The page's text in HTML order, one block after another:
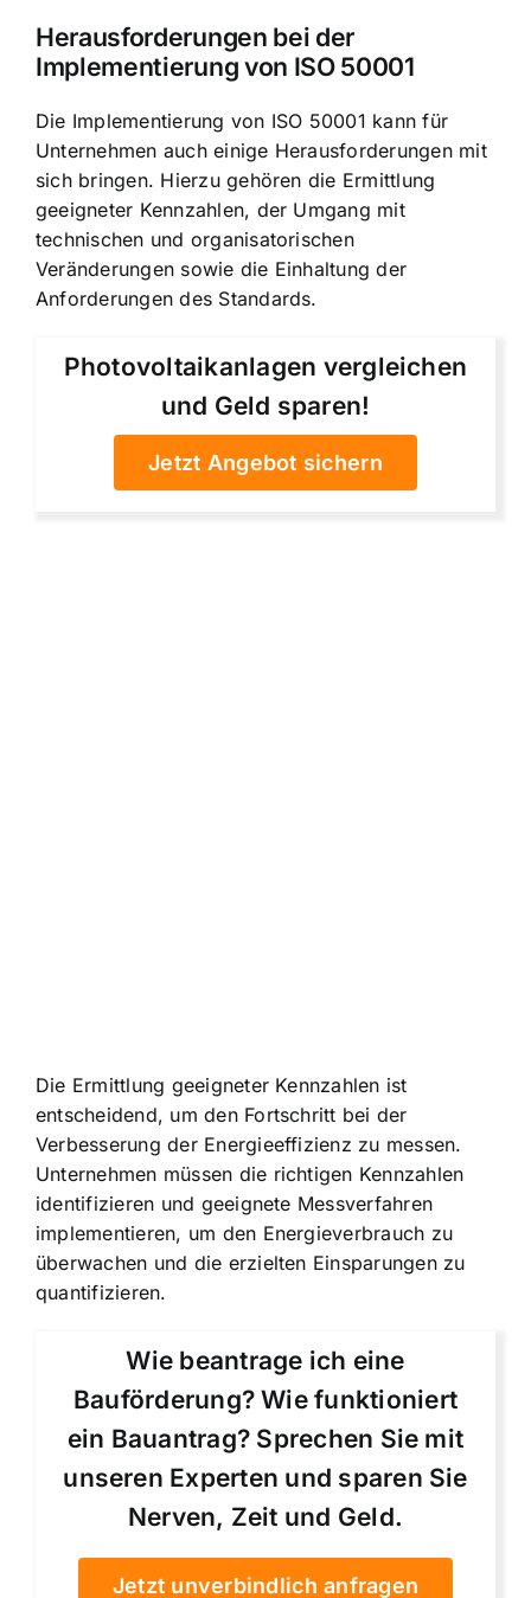
Herausforderungen bei der
Implementierung von ISO 50001
Die Implementierung von ISO 50001 kann für
Unternehmen auch einige Herausforderungen mit
sich bringen. Hierzu gehören die Ermittlung
geeigneter Kennzahlen, der Umgang mit
technischen und organisatorischen
Veränderungen sowie die Einhaltung der
Anforderungen des Standards.
Photovoltaikanlagen vergleichen
und Geld sparen!
Jetzt Angebot sichern
Die Ermittlung geeigneter Kennzahlen ist
entscheidend, um den Fortschritt bei der
Verbesserung der Energieeffizienz zu messen.
Unternehmen müssen die richtigen Kennzahlen
identifizieren und geeignete Messverfahren
implementieren, um den Energieverbrauch zu
überwachen und die erzielten Einsparungen zu
quantifizieren.
Wie beantrage ich eine
Bauförderung? Wie funktioniert
ein Bauantrag? Sprechen Sie mit
unseren Experten und sparen Sie
Nerven, Zeit und Geld.
Jetzt unverbindlich anfragen